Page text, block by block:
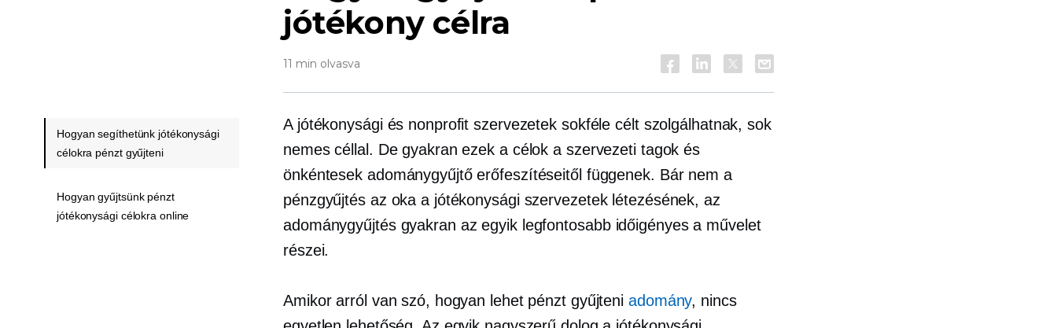
jótékony célra
11 min olvasva
A jótékonysági és nonprofit szervezetek sokféle célt szolgálhatnak, sok
nemes céllal. De gyakran ezek a célok a szervezeti tagok és
önkéntesek adománygyűjtő erőfeszítéseitől függenek. Bár nem a
pénzgyűjtés az oka a jótékonysági szervezetek létezésének, az
adománygyűjtés gyakran az egyik legfontosabb időigényesa művelet
részei.
Amikor arról van szó, hogyan lehet pénzt gyűjteni adomány, nincs
Hogyan segíthetünk jótékonysági
célokra pénzt gyűjteni
Hogyan gyűjtsünk pénzt
jótékonysági célokra online